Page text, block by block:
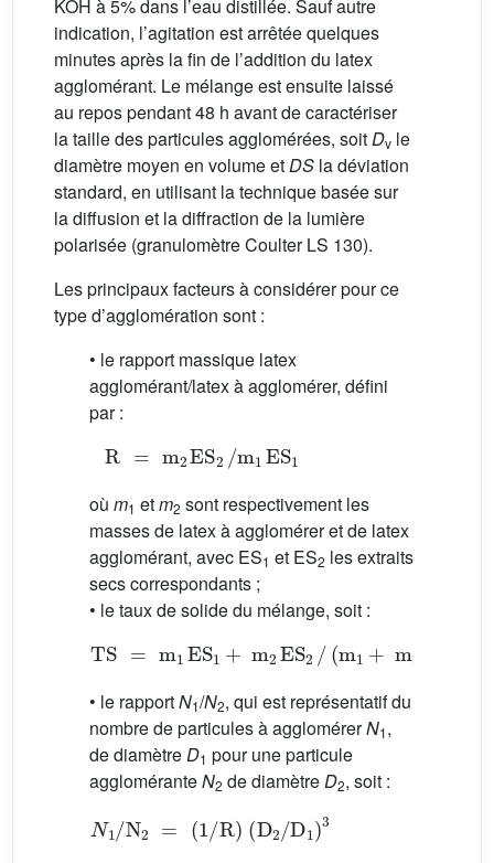
KOH à 5% dans l’eau distillée. Sauf autre
indication, l’agitation est arrêtée quelques
minutes après la fin de l’addition du latex
agglomérant. Le mélange est ensuite laissé
au repos pendant 48 h avant de caractériser
la taille des particules agglomérées, soitDv le
diamètre moyen en volume etDS la déviation
standard, en utilisant la technique basée sur
la diffusion et la diffraction de la lumière
polarisée (granulomètre Coulter LS 130).
Les principaux facteurs à considérer pour ce
type d’agglomération sont :
• le rapport massique latex
agglomérant/latex à agglomérer, défini
par :
R =m 2ES2/ m1ES1
où m1 etm2 sont respectivement les
masses de latex à agglomérer et de latex
agglomérant, avec ES1 et ES2 les extraits
secs correspondants ;
• le taux de solide du mélange, soit :
TS= m ES + m2 ES2 (m1+ m )
• le rapportN1/N2, qui est représentatif du
nombre de particules à agglomérerN1,
de diamètreD1 pour une particule
aggloméranteN2 de diamètreD2, soit :
N1/N 1/R)(D 2/D 1)3